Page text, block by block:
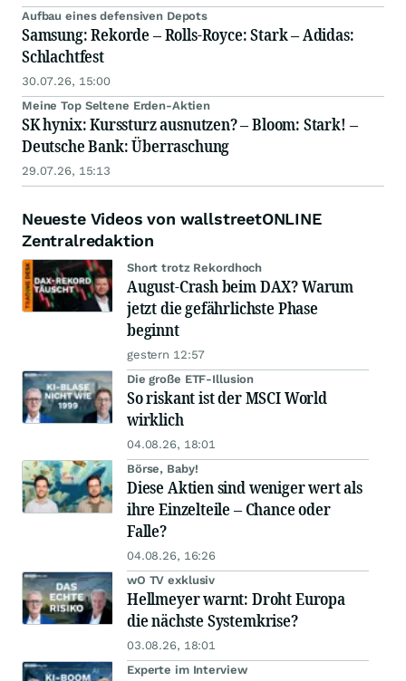
Aufbau eines defensiven Depots
Samsung: Rekorde – Rolls-Royce: Stark – Adidas:
Schlachtfest
30.07.26, 15:00
Meine Top Seltene Erden-Aktien
SK hynix: Kurssturz ausnutzen? – Bloom: Stark! –
Deutsche Bank: Überraschung
29.07.26, 15:13
Neueste Videos von wallstreetONLINE
Zentralredaktion
Short trotz Rekordhoch
August-Crash beim DAX? Warum
jetzt die gefährlichste Phase
beginnt
gestern 12:57
Die große ETF-Illusion
So riskant ist der MSCI World
wirklich
04.08.26, 18:01
Börse, Baby!
Diese Aktien sind weniger wert als
ihre Einzelteile – Chance oder
Falle?
04.08.26, 16:26
wO TV exklusiv
Hellmeyer warnt: Droht Europa
die nächste Systemkrise?
03.08.26, 18:01
Experte im Interview